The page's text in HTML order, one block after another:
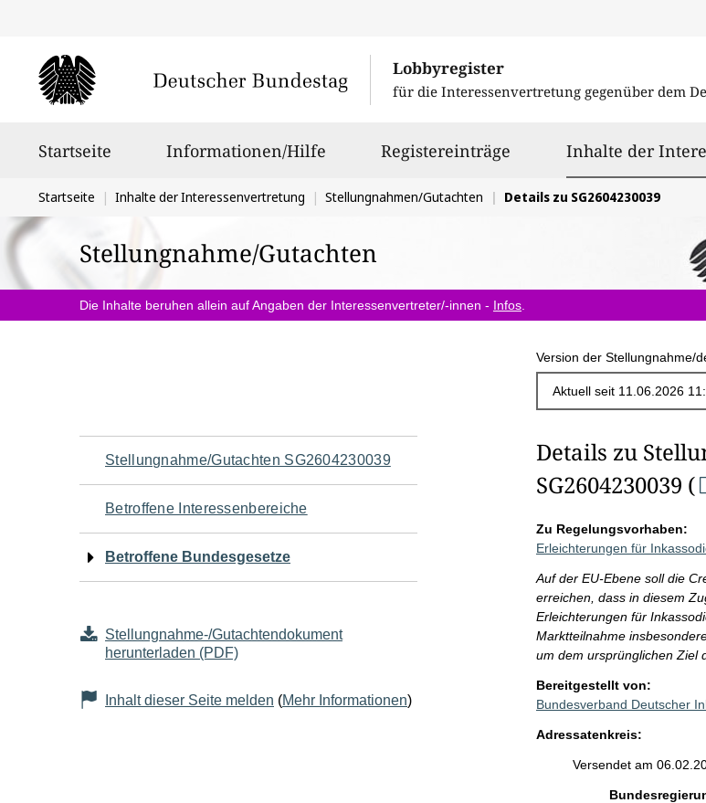
Lobbyregister
für die Interessenvertretung gegenüber dem
Startseite Informationen/Hilfe Registereinträge Inhalte der
Sie
befinden
sich
hier:
Startseite Inhalte der Interessenvertretung Stellungnahmen/Gutachten Details zu SG2604230039
Stellungnahme/Gutachten
Die Inhalte beruhen allein auf Angaben der Interessenvertreter/-innen - Infos
Version der Stellungnahme/
Navigation
für
den
Seiteninhalt
Stellungnahme/Gutachten SG2604230039
Betroffene Interessenbereiche
Betroffene Bundesgesetze
Stellungnahme-/Gutachtendokument
herunterladen (PDF)
Inhalt dieser Seite melden (Mehr Informationen)
Details zu
SG2604230039 (
Zu Regelungsvorhaben:
Erleichterungen für
Auf der EU-Ebene soll die
erreichen, dass in diesem
Erleichterungen für
Marktteilnahme
um dem ursprünglichen Ziel
Bereitgestellt von:
Bundesverband Deutscher
Adressatenkreis:
Versendet am